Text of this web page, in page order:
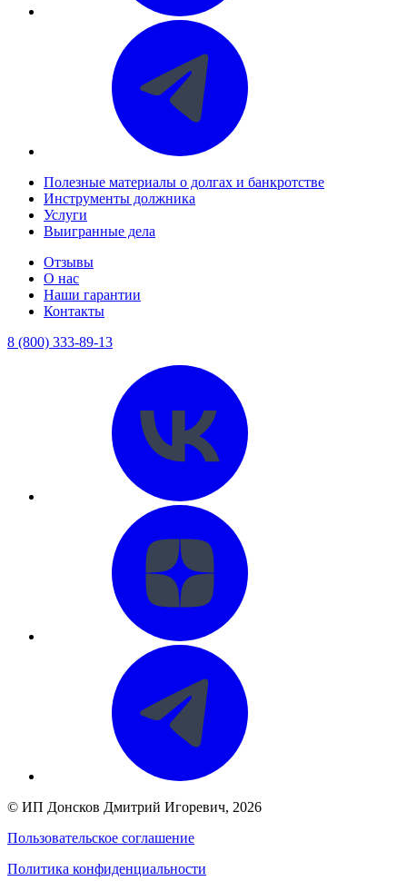
Полезные материалы о долгах и банкротстве
Инструменты должника
Услуги
Выигранные дела
Отзывы
О нас
Наши гарантии
Контакты
8 (800) 333-89-13
© ИП Донсков Дмитрий Игоревич, 2026
Пользовательское соглашение
Политика конфиденциальности